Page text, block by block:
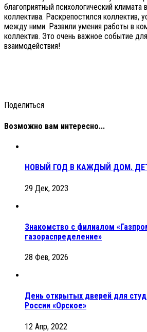
благоприятный психологический климата
коллектива. Раскрепостился коллектив,
между ними. Развили умения работы в
коллектив. Это очень важное событие
взаимодействия!
Поделиться
Возможно вам интересно...
НОВЫЙ ГОД В КАЖДЫЙ ДОМ.
29 Дек, 2023
Знакомство с филиалом
газораспределение»
28 Фев, 2026
День открытых дверей для
России «Орское»
12 Апр, 2022